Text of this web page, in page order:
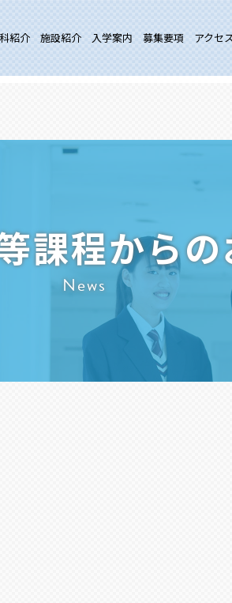
紹介 施設紹介 入学案内 募集要項 アクセス
課程から
News